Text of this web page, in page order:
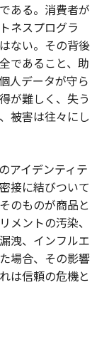
ある。消費者が
ネスプログラ
ない。その背後
であること、助
人データが守ら
が難しく、失う
被害は往々にし
アイデンティテ
接に結びついて
のものが商品と
メントの汚染、
洩、インフルエ
場合、その影響
は信頼の危機と